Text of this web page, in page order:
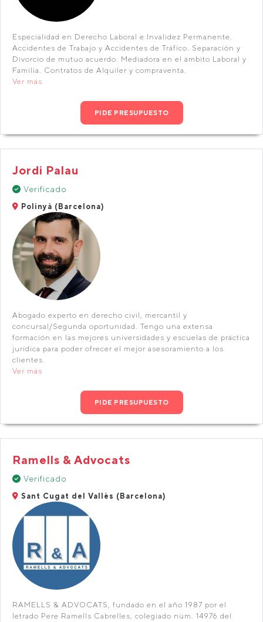
Especialidad en Derecho Laboral e Invalidez Permanente.
Accidentes de Trabajo y Accidentes de Tráfico. Separación y
Divorcio de mutuo acuerdo. Mediadora en el ámbito Laboral y
Familia. Contratos de Alquiler y compraventa.
Ver más
PIDE PRESUPUESTO
Jordi Palau
Verificado
Polinyà (Barcelona)
Abogado experto en derecho civil, mercantil y
concursal/Segunda oportunidad. Tengo una extensa
formación en las mejores universidades y escuelas de práctica
jurídica para poder ofrecer el mejor asesoramiento a los
clientes.
Ver más
PIDE PRESUPUESTO
Ramells & Advocats
Verificado
Sant Cugat del Vallès (Barcelona)
RAMELLS & ADVOCATS, fundado en el año 1987 por el
letrado Pere Ramells Cabrelles, colegiado núm. 14976 del